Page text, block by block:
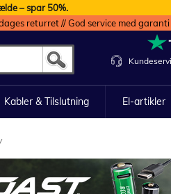
– spar 50%.
returret // God service med garanti
Kabler & Tilslutning El-artikler